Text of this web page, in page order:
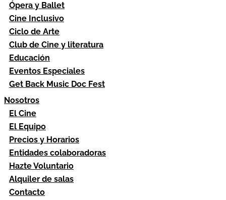
Ópera y Ballet
Cine Inclusivo
Ciclo de Arte
Club de Cine y literatura
Educación
Eventos Especiales
Get Back Music Doc Fest
Nosotros
El Cine
El Equipo
Precios y Horarios
Entidades colaboradoras
Hazte Voluntario
Alquiler de salas
Contacto